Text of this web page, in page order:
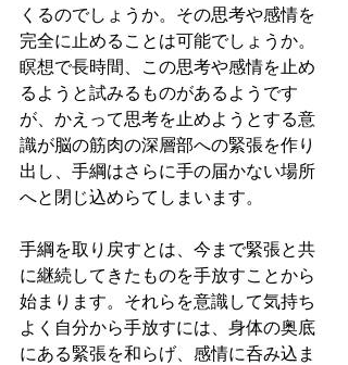
くるのでしょうか。その思考や感情を
完全に止めることは可能でしょうか。
瞑想で長時間、この思考や感情を止め
るようと試みるものがあるようです
が、かえって思考を止めようとする意
識が脳の筋肉の深層部への緊張を作り
出し、手綱はさらに手の届かない場所
へと閉じ込めらてしまいます。
手綱を取り戻すとは、今まで緊張と共
に継続してきたものを手放すことから
始まります。それらを意識して気持ち
よく自分から手放すには、身体の奥底
にある緊張を和らげ、感情に呑み込ま